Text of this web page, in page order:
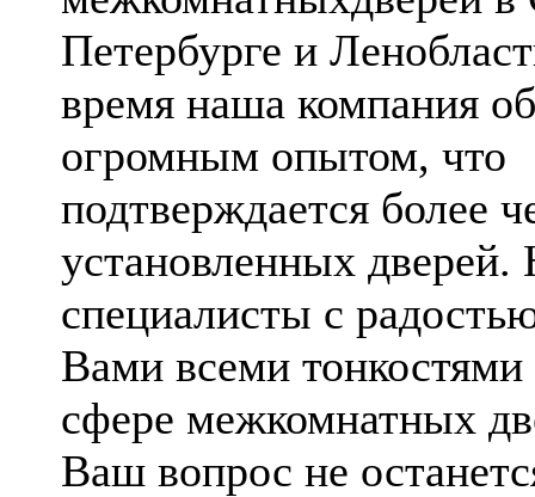
Петербурге и
время наша компания
огромным опытом, что
подтверждается более
установленных
специалисты с
Вами всеми тонкостями
сфере межкомнатных
Ваш вопрос не